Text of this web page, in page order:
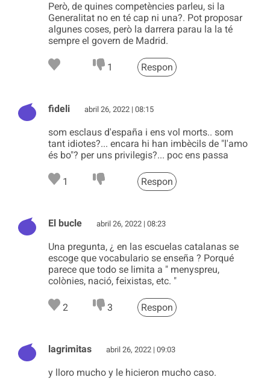
Però, de quines competències parleu, si la
Generalitat no en té cap ni una?. Pot proposar
algunes coses, però la darrera parau la la té
sempre el govern de Madrid.
1 Respon
fideli abril 26, 2022 | 08:15
som esclaus d'españa i ens vol morts.. som
tant idiotes?... encara hi han imbècils de "l'amo
és bo"? per uns privilegis?... poc ens passa
1 Respon
El bucle abril 26, 2022 | 08:23
Una pregunta, ¿ en las escuelas catalanas se
escoge que vocabulario se enseña ? Porqué
parece que todo se limita a " menyspreu,
colònies, nació, feixistas, etc. "
2 3 Respon
lagrimitas abril 26, 2022 | 09:03
y lloro mucho y le hicieron mucho caso.